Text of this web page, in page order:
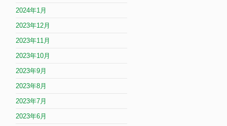
2024年1月
2023年12月
2023年11月
2023年10月
2023年9月
2023年8月
2023年7月
2023年6月